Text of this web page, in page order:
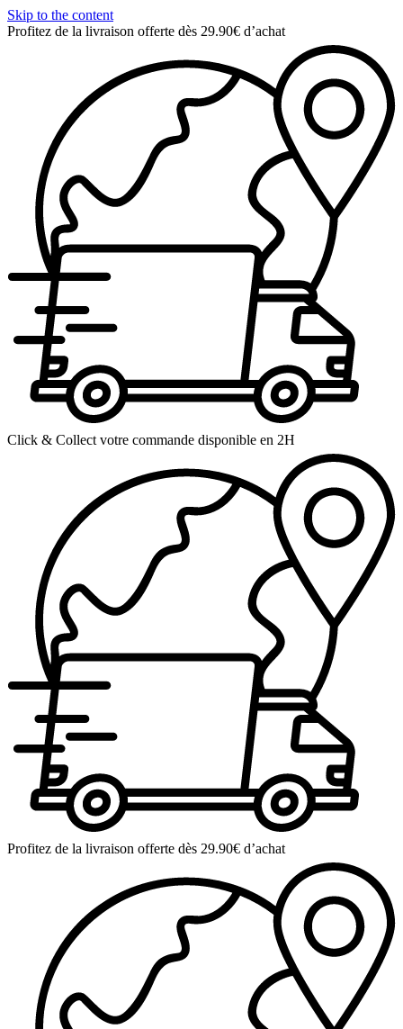
Skip to the content
Profitez de la livraison offerte dès 29.90€ d’achat
Click & Collect votre commande disponible en 2H
Profitez de la livraison offerte dès 29.90€ d’achat